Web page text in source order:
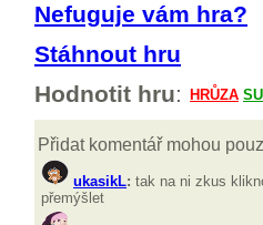
Nefuguje vám hra?
Stáhnout hru
Hodnotit hru: